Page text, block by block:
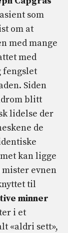
som
om at
med mange
med
fengslet
Siden
blitt
lidelse der
de
kan ligge
evnen
til
minner
i et
«aldri sett»,